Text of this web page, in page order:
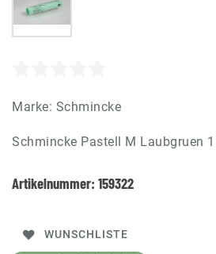
Marke: Schmincke
Schmincke Pastell M Laubgruen
Artikelnummer: 159322
WUNSCHLISTE